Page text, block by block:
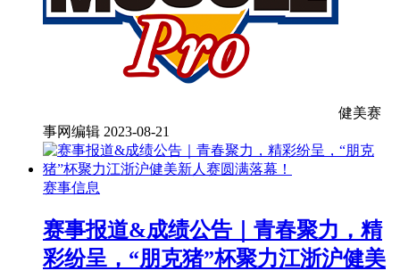
健美赛
事网编辑 2023-08-21
赛事信息
赛事报道&成绩公告｜青春聚力，精
彩纷呈，“朋克猪”杯聚力江浙沪健美